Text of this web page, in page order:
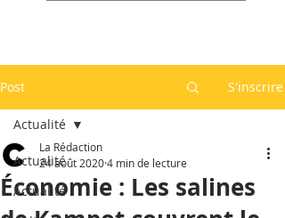
Post S'inscrire
Actualité
Actualité
Actualité
Économie : Les salines
La Rédaction
24 août 20204 min de lecture